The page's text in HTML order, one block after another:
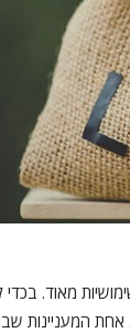
מאוד.
המעניינות